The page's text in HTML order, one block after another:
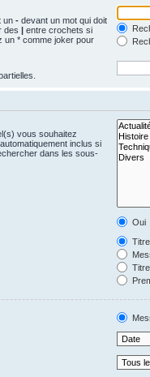
un - devant un mot qui doit
des | entre crochets si
un * comme joker pour
vous souhaitez
inclus si
dans les sous-
Oui